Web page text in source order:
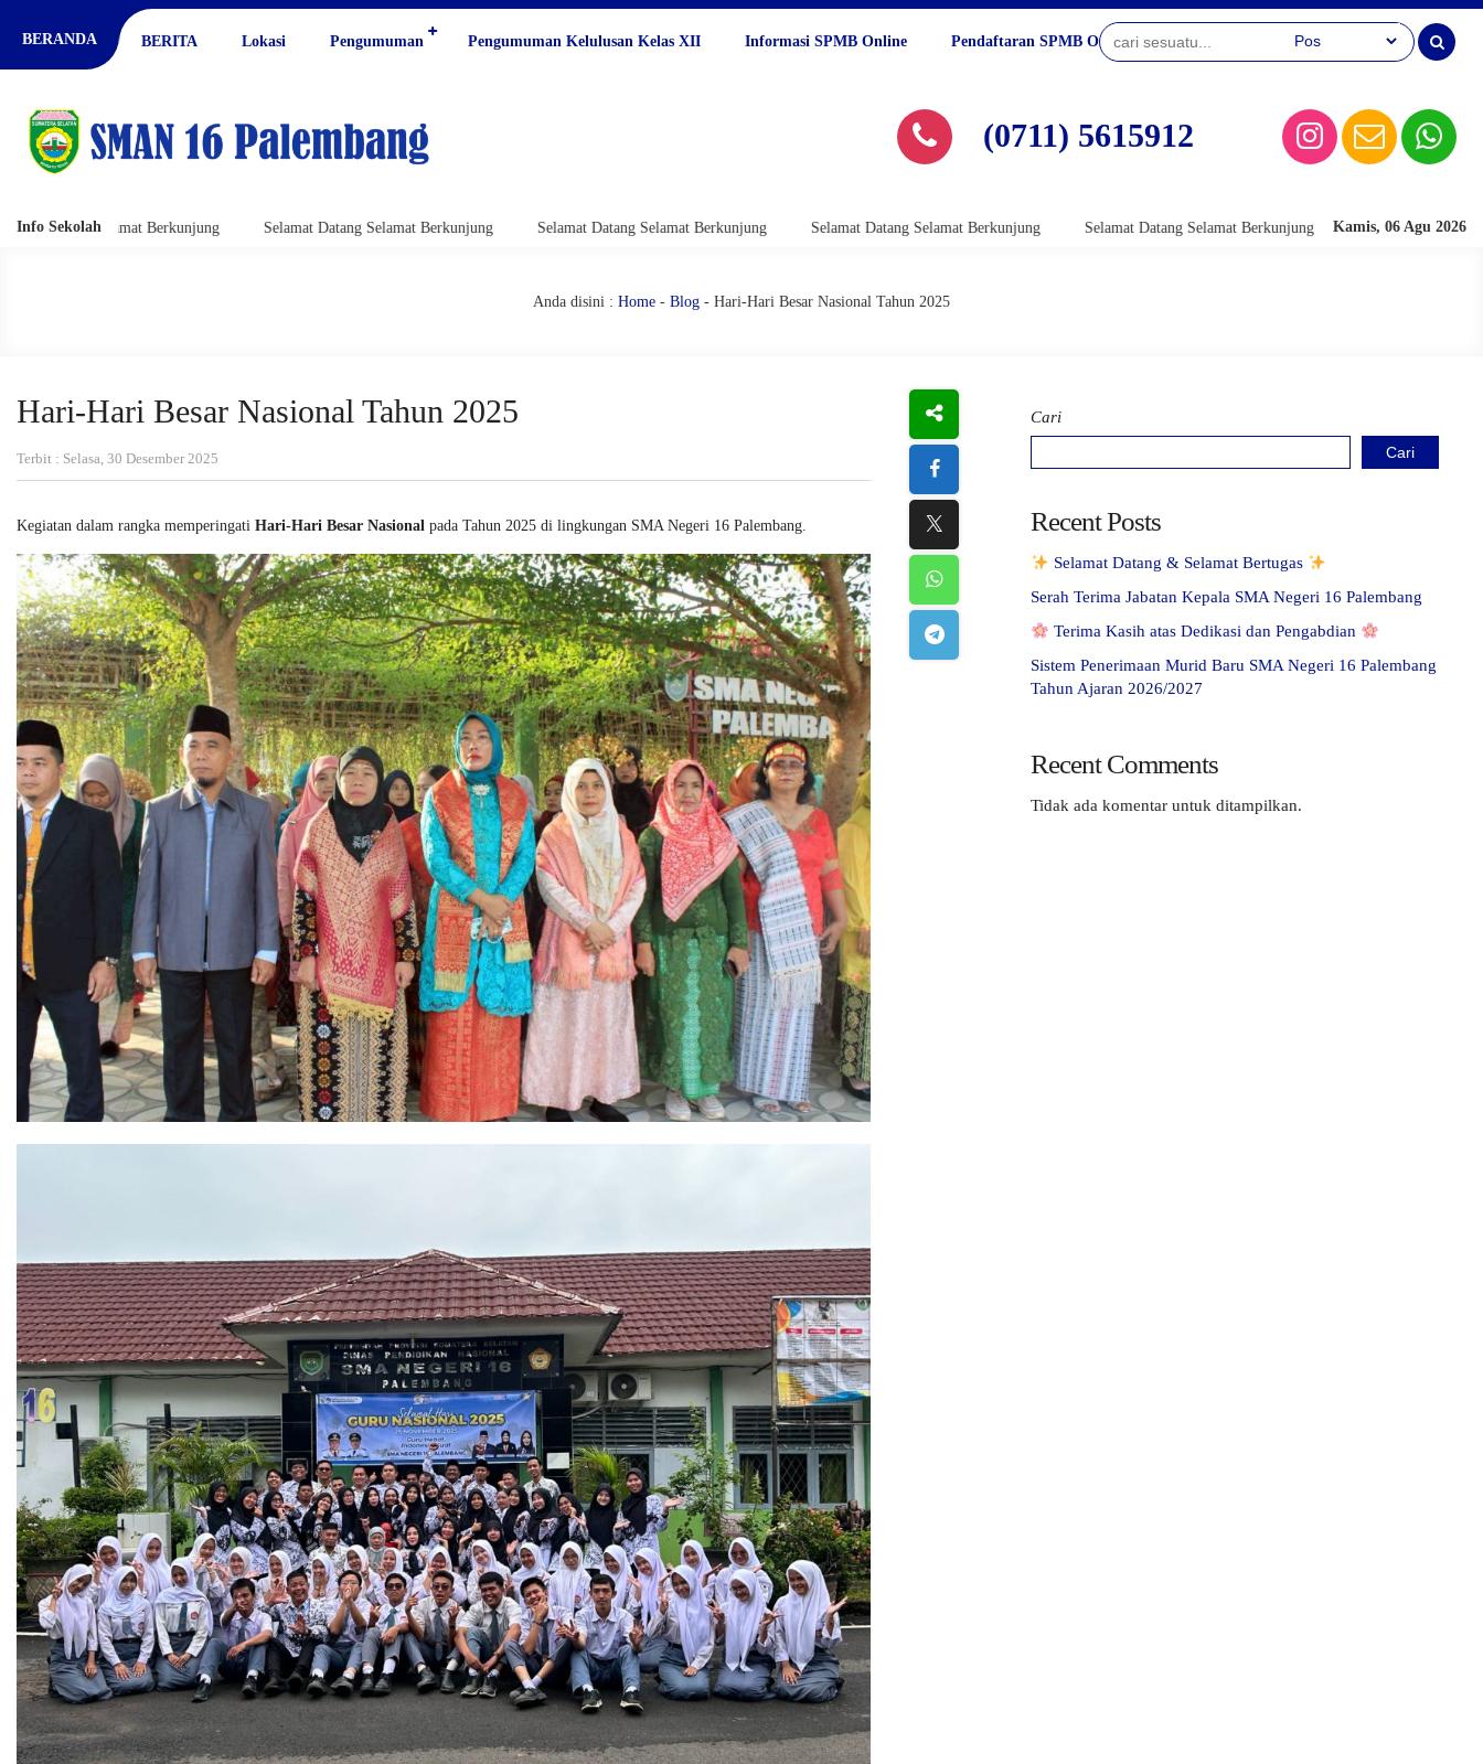
BERANDA BERITA Lokasi Pengumuman Pengumuman Kelulusan Kelas XII Informasi SPMB Online Pendaftaran SPMB Online
(0711) 5615912
Info Sekolah Kamis, 06 Agu 2026
Selamat Datang Selamat Berkunjung Selamat Datang Selamat Berkunjung Selamat Datang Selamat Berkunjung Selamat Datang Selamat Berkunjung Selamat Datang Selamat Berkunjung
Anda disini : Home - Blog - Hari-Hari Besar Nasional Tahun 2025
Hari-Hari Besar Nasional Tahun 2025
Terbit : Selasa, 30 Desember 2025
Kegiatan dalam rangka memperingati Hari-Hari Besar Nasional pada Tahun 2025 di lingkungan SMA Negeri 16 Palembang.
Cari
Cari
Recent Posts
Selamat Datang & Selamat Bertugas
Serah Terima Jabatan Kepala SMA Negeri 16 Palembang
Terima Kasih atas Dedikasi dan Pengabdian
Sistem Penerimaan Murid Baru SMA Negeri 16 Palembang
Tahun Ajaran 2026/2027
Recent Comments
Tidak ada komentar untuk ditampilkan.